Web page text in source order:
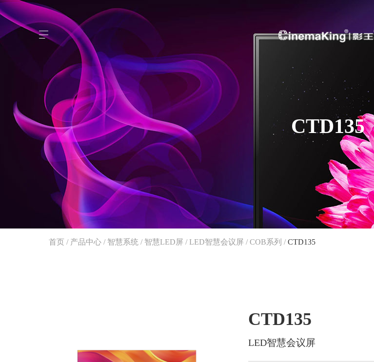
CTD135
首页 / 产品中心 / 智慧系统 / 智慧LED屏 /LED智慧会议屏 /COB系列 /CTD135
CTD135
LED智慧会议屏